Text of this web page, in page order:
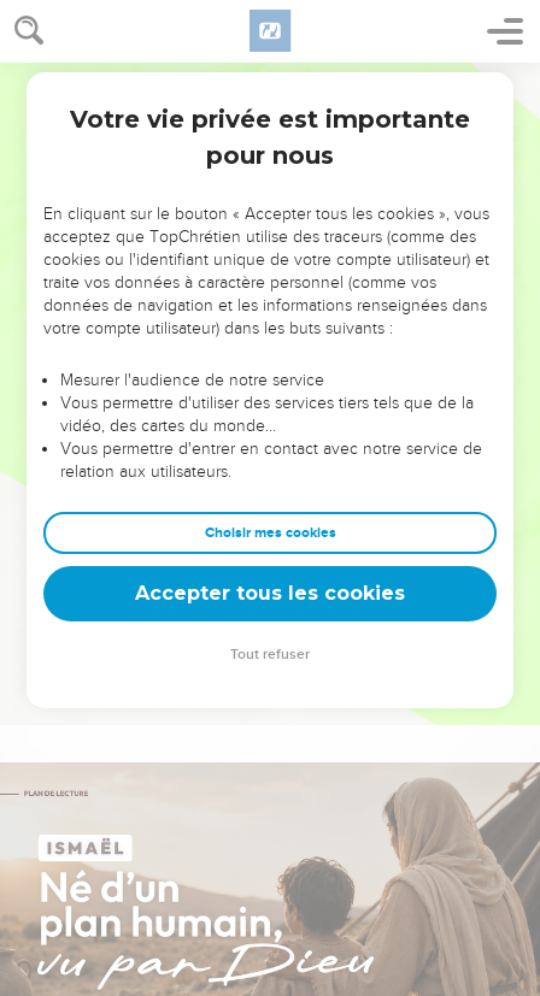
NE MANQUEZ PAS L’ÉVÉNEMENT
DE L’ANNÉE !
ET SI LEURS ERREURS POUVAIENT VOUS ÉVITER LES
VOTRES ?
leur foi ou leur vision. Mais on voit moins les doutes, les erreurs
et les saisons difficiles qu'ils ont traversés, alors même que ce
sont elles qui les ont façonnés.
Dans cette conférence, leaders, entrepreneurs, et responsables
clés pour avancer avec plus de sagesse afin que leurs erreurs
deviennent vos tremplins. Que vous guidiez un ministère, une
équipe, un groupe ou une famille, leur expérience est faite
Votre vie privée est importante
pour nous
En cliquant sur le bouton « Accepter tous les cookies », vous
acceptez que TopChrétien utilise des traceurs (comme des
cookies ou l'identifiant unique de votre compte utilisateur) et
traite vos données à caractère personnel (comme vos
données de navigation et les informations renseignées dans
votre compte utilisateur) dans les buts suivants :
Mesurer l'audience de notre service
Vous permettre d'utiliser des services tiers tels que de la
vidéo, des cartes du monde…
Vous permettre d'entrer en contact avec notre service de
relation aux utilisateurs.
Choisir mes cookies
Accepter tous les cookies
Tout refuser